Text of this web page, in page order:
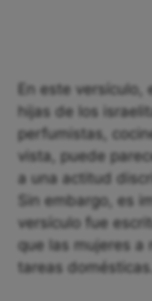
En este
hijas de los
perfumistas,
vista, puede
a una actitud
Sin embargo, es
versículo fue
que las mujeres a
tareas domésticas.